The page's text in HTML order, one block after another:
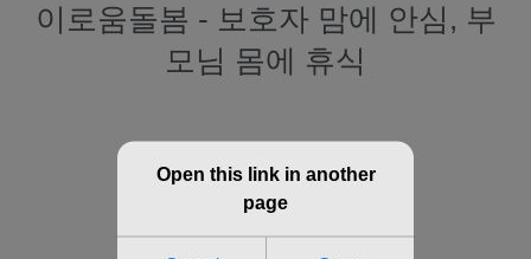
이로움돌봄 - 보호자 맘에 안심, 부
모님 몸에 휴식